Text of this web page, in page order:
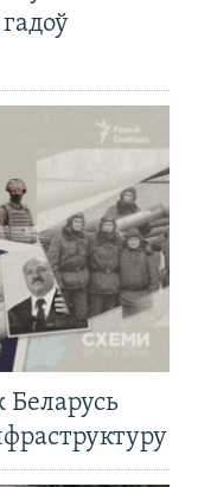
Беларусь